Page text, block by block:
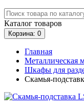
Каталог товаров
Корзина: 0
Главная
Металлическая
Шкафы для
Скамья-